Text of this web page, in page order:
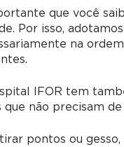
que você
Por isso,
na
IFOR tem
que não precisam
tirar pontos ou